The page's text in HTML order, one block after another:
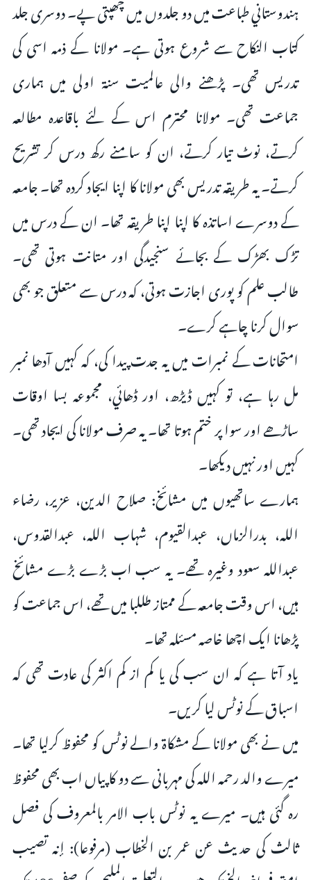
ہندوستاني طباعت ميں دو جلدوں میں چھپتی پے۔ دوسری جلد
کتاب النکاح سے شروع ہوتی ہے۔ مولانا کے ذمہ اسی کی
تدریس تھی۔ پڑھنے والی عالمیت سنة اولی میں ہماری
جماعت تھی۔ مولانا محترم اس کے لئے باقاعدہ مطالعہ
کرتے، نوٹ تیار کرتے، ان کو سامنے رکھ درس کر تشریح
کرتے۔ یہ طریقہ تدریس بھی مولانا کا اپنا ایجاد کردہ تھا۔ جامعہ
کے دوسرے اساتذہ کا اپنا اپنا طریقہ تھا۔ ان کے درس میں
تڑک بھڑک کے بجائے سنجیدگی اور متانت ہوتی تھی۔
طالب علم کو پوری اجازت ہوتی، کہ درس سے متعلق جو بھی
سوال کرنا چاہے کرے۔
امتحانات کے نمبرات میں یہ جدت پیدا کی، کہ کہیں آدھا نمبر
مل رہا ہے، تو کہیں ڈیڑھ، اور ڈھائي، مجموعہ بسا اوقات
ساڑھے اور سوا پر ختم ہوتا تھا۔ یہ صرف مولانا کی ایجاد تھی۔
کہیں اور نہیں دیکھا۔
ہمارے ساتھیوں میں مشائخ: صلاح الدین، عزیر، رضاء
اللہ، بدرالزماں، عبدالقیوم، شہاب اللہ، عبدالقدوس،
عبداللہ سعود وغیرہ تھے۔ یہ سب اب بڑے بڑے مشائخ
ہیں، اس وقت جامعہ کے ممتاز طللبا میں تھے، اس جماعت کو
پڑھانا ایک اچھا خاصہ مسئلہ تھا۔
یاد آتا ہے کہ ان سب کی یا کم از کم اکثر کی عادت تھی کہ
اسباق کے نوٹس لیا کریں۔
میں نے بھی مولانا کے مشکاة والے نوٹس کو محفوظ کرلیا تھا۔
میرے والد رحمہ اللہ کی مہربانی سے دو کاپیاں اب بھی محفوظ
رہ گئی ہیں۔ میرے یہ نوٹس باب الامر بالمعروف کی فصل
ثالث کی حدیث عن عمر بن الخطاب (مرفوعا): إنه تصيب